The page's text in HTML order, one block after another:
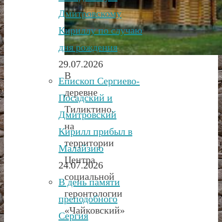
В
деревне
Тиликтино,
на
территории
Центра
социальной
геронтологии
«Чайковский»
Дмитровскому
Кириллу по случаю
дня рождения
29.07.2026
Епископ Сергиево-
Посадский и
Дмитровский
Кирилл прибыл в
Малайзию
24.07.2026
В день памяти
преподобного
Сергия